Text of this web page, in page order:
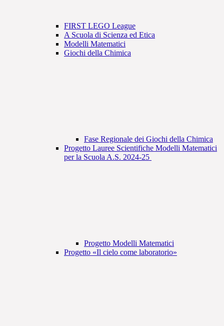
FIRST LEGO League
A Scuola di Scienza ed Etica
Modelli Matematici
Giochi della Chimica
Fase Regionale dei Giochi della Chimica
Progetto Lauree Scientifiche Modelli Matematici
per la Scuola A.S. 2024-25
Progetto Modelli Matematici
Progetto «Il cielo come laboratorio»